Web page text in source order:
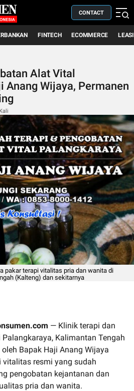
CONTACT
FINTECH ECOMMERCE
Alat Vital
Anang Wijaya, Permanen
pakar terapi vitalitas pria dan wanita di
(Kalteng) dan sekitarnya
— Klinik terapi dan
Kalimantan Tengah
Bapak Haji Anang Wijaya
vitalitas resmi yang sudah
pengobatan kejantanan dan
pria dan wanita.